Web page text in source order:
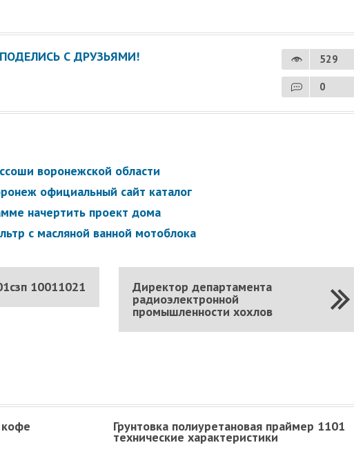
С ДРУЗЬЯМИ! 529
0
воронежской области
официальный сайт каталог
начертить проект дома
с масляной ванной мотоблока
Директор департамента
радиоэлектронной
промышленности хохлов
10011021
Грунтовка полиуретановая праймер 1101
технические характеристики